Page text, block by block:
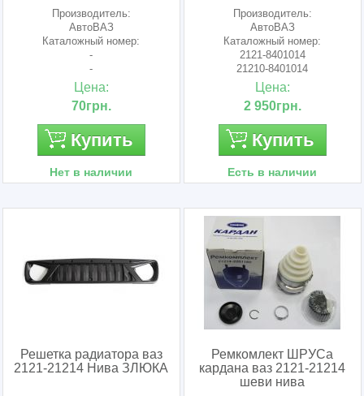
Производитель:
АвтоВАЗ
Каталожный номер:
-
-
Цена:
70грн.
Купить
Нет в наличии
Производитель:
АвтоВАЗ
Каталожный номер:
2121-8401014
21210-8401014
212108401014
Цена:
2 950грн.
Купить
Есть в наличии
Решетка радиатора ваз
2121-21214 Нива ЗЛЮКА
Ремкомлект ШРУСа
кардана ваз 2121-21214
шеви нива